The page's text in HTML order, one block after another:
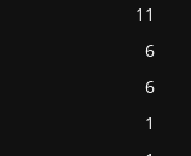
11
6
6
1